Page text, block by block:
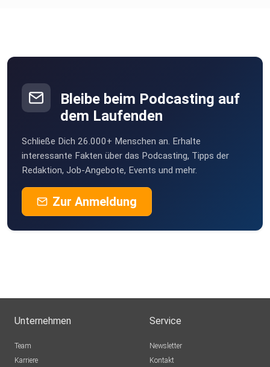
Bleibe beim Podcasting auf
dem Laufenden
Schließe Dich 26.000+ Menschen an. Erhalte
interessante Fakten über das Podcasting, Tipps der
Redaktion, Job-Angebote, Events und mehr.
Zur Anmeldung
Unternehmen
Team
Karriere
Service
Newsletter
Kontakt